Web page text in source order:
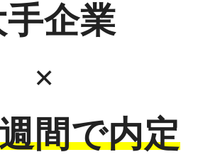
手企業
×
間で内定